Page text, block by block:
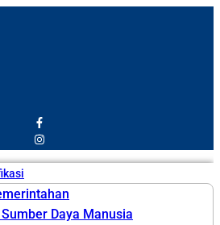
Daya Manusia